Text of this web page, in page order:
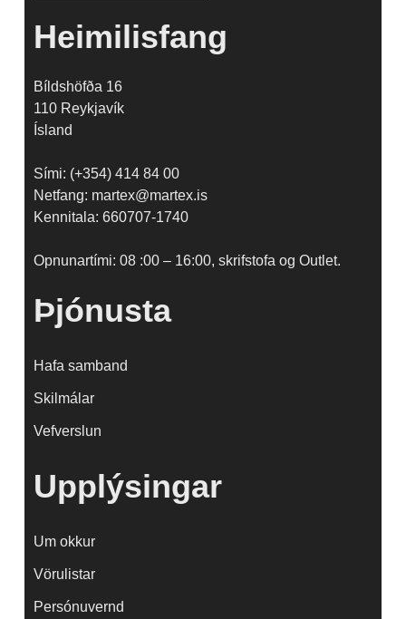
Heimilisfang
Bíldshöfða 16
110 Reykjavík
Ísland
Sími: (+354) 414 84 00
Netfang: martex@martex.is
Kennitala: 660707-1740
Opnunartími: 08 :00 – 16:00, skrifstofa og Outlet.
Þjónusta
Hafa samband
Skilmálar
Vefverslun
Upplýsingar
Um okkur
Vörulistar
Persónuvernd